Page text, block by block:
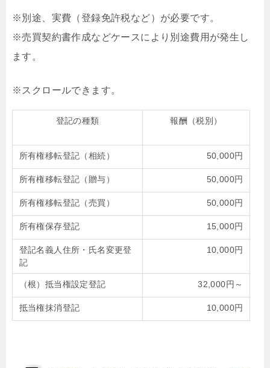
※別途、実費（登録免許税など）が必要です。
※売買契約書作成などケースにより別途費用が発生し
ます。
登記の種類 報酬（税別）
所有権移転登記（相続） 50,000円
所有権移転登記（贈与） 50,000円
所有権移転登記（売買） 50,000円
所有権保存登記 15,000円
登記名義人住所・氏名変更登
記
10,000円
（根）抵当権設定登記 32,000円～
抵当権抹消登記 10,000円